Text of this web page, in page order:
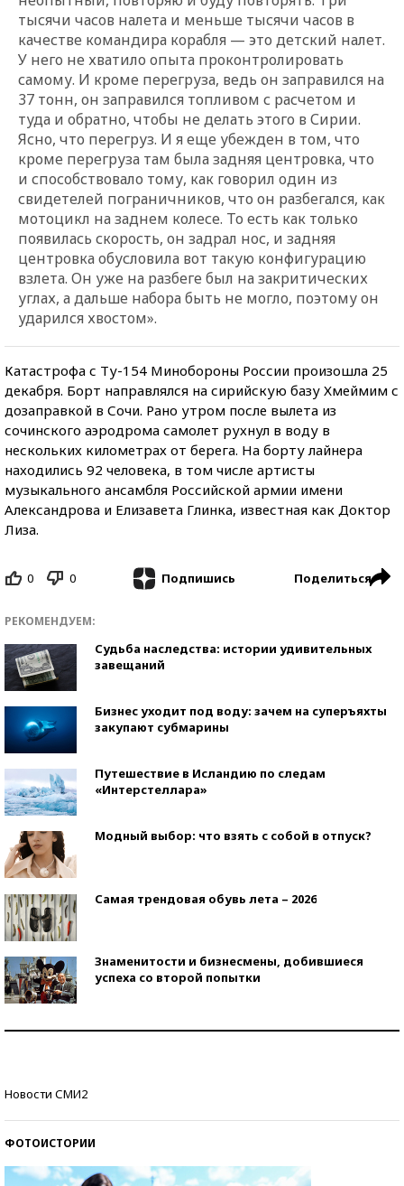
тысячи часов налета и меньше тысячи часов в
качестве командира корабля — это детский налет.
У него не хватило опыта проконтролировать
самому. И кроме перегруза, ведь он заправился на
37 тонн, он заправился топливом с расчетом и
туда и обратно, чтобы не делать этого в Сирии.
Ясно, что перегруз. И я еще убежден в том, что
кроме перегруза там была задняя центровка, что
и способствовало тому, как говорил один из
свидетелей пограничников, что он разбегался, как
мотоцикл на заднем колесе. То есть как только
появилась скорость, он задрал нос, и задняя
центровка обусловила вот такую конфигурацию
взлета. Он уже на разбеге был на закритических
углах, а дальше набора быть не могло, поэтому он
ударился хвостом».
Катастрофа с Ту-154 Минобороны России произошла 25
декабря. Борт направлялся на сирийскую базу Хмеймим с
дозаправкой в Сочи. Рано утром после вылета из
сочинского аэродрома самолет рухнул в воду в
нескольких километрах от берега. На борту лайнера
находились 92 человека, в том числе артисты
музыкального ансамбля Российской армии имени
Александрова и Елизавета Глинка, известная как Доктор
Лиза.
0 0 Подпишись Поделиться
РЕКОМЕНДУЕМ:
Судьба наследства: истории удивительных
завещаний
Бизнес уходит под воду: зачем на суперъяхты
закупают субмарины
Путешествие в Исландию по следам
«Интерстеллара»
Модный выбор: что взять с собой в отпуск?
Самая трендовая обувь лета – 2026
Знаменитости и бизнесмены, добившиеся
успеха со второй попытки
Новости СМИ2
ФОТОИСТОРИИ